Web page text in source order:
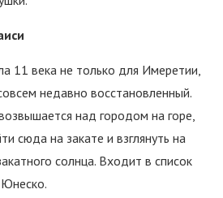
11 века не только для Имеретии,
недавно восстановленный.
над городом на горе,
сюда на закате и взглянуть на
солнца. Входит в список